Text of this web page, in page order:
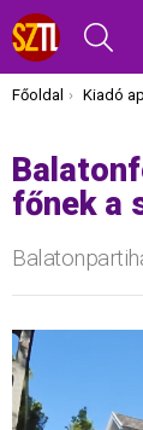
Itt vagy most:
Főoldal Kiadó
főnek a